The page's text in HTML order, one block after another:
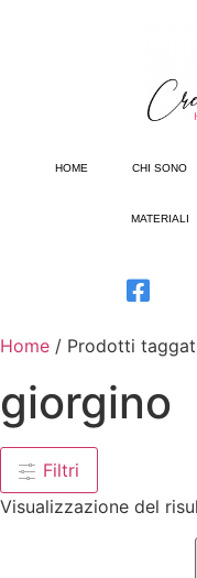
HOME CHI SONO
MATERIALI
Home / Prodotti
giorgino
Filtri
Visualizzazione del